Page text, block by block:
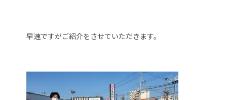
早速ですがご紹介をさせていただきます。